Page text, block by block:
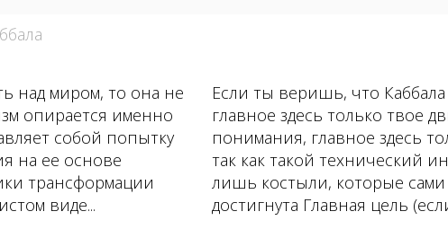
над миром, то она не
опирается именно
собой попытку
на ее основе
трансформации
виде...
Если ты веришь, что
главное здесь только твое
понимания, главное здесь
так как такой технический
лишь костыли, которые сами
достигнута Главная цель